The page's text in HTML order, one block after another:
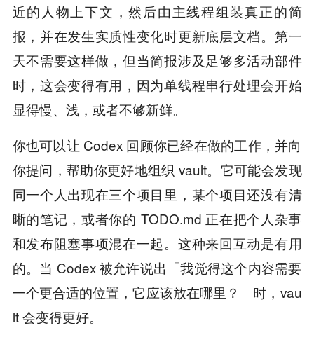
近的人物上下文，然后由主线程组装真正的简
报，并在发生实质性变化时更新底层文档。第一
天不需要这样做，但当简报涉及足够多活动部件
时，这会变得有用，因为单线程串行处理会开始
显得慢、浅，或者不够新鲜。
你也可以让 Codex 回顾你已经在做的工作，并向
你提问，帮助你更好地组织 vault。它可能会发现
同一个人出现在三个项目里，某个项目还没有清
晰的笔记，或者你的 TODO.md 正在把个人杂事
和发布阻塞事项混在一起。这种来回互动是有用
的。当 Codex 被允许说出「我觉得这个内容需要
一个更合适的位置，它应该放在哪里？」时，vau
lt 会变得更好。